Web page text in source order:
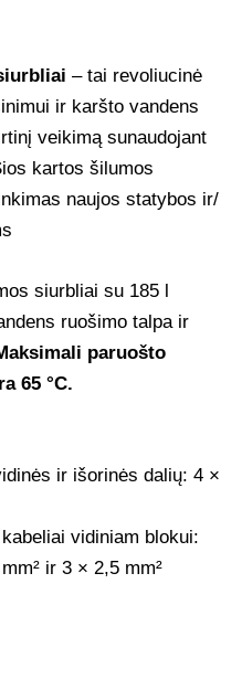
– tai revoliucinė
ir karšto vandens
veikimą sunaudojant
kartos šilumos
naujos statybos ir/
siurbliai su 185 l
ruošimo talpa ir
paruošto
65 °C.
ir išorinės dalių: 4 ×
vidiniam blokui:
ir 3 × 2,5 mm²